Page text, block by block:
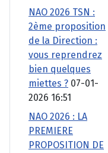
NAO 2026 TSN :
2ème proposition
de la Direction :
vous reprendrez
bien quelques
miettes ? 07-01-
2026 16:51
NAO 2026 : LA
PREMIERE
PROPOSITION DE